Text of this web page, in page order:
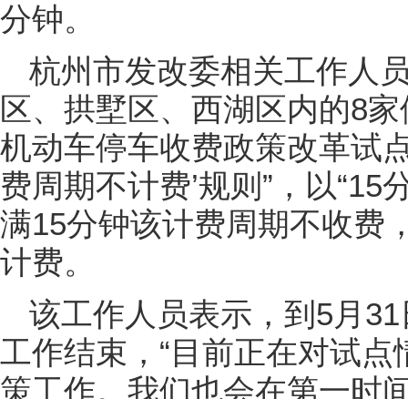
分钟。
杭州市发改委相关工作人
区、拱墅区、西湖区内的8
机动车停车收费政策改革试
费周期不计费’规则”，以
满15分钟该计费周期不收费
计费。
该工作人员表示，到5月
工作结束，“目前正在对试
策工作。我们也会在第一时